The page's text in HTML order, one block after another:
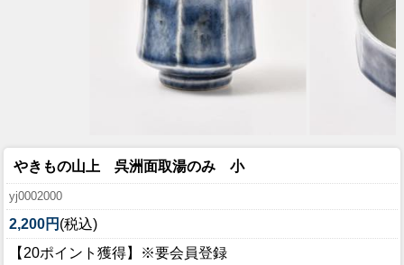
やきもの山上 呉洲面取湯のみ 小
yj0002000
2,200円 (税込)
【20ポイント獲得】※要会員登録